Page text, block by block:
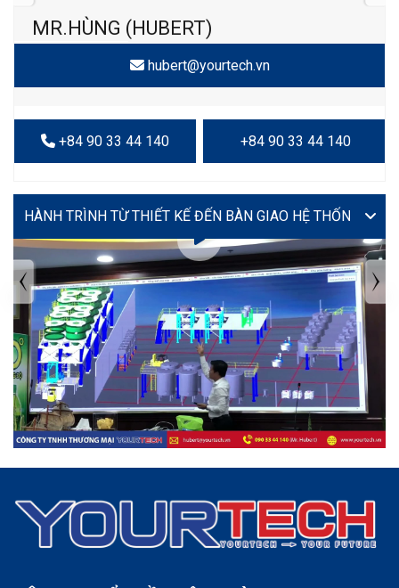
MR.HÙNG (HUBERT)
hubert@yourtech.vn
+84 90 33 44 140 +84 90 33 44 140
VIDEO
TIN TỨC MỚI NHẤT
Tuyển dụng: Nhân viên KẾ TOÁN